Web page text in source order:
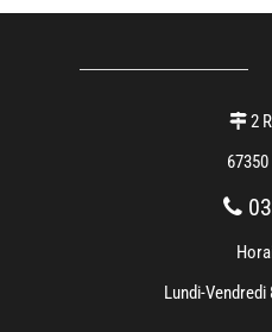
2
67350
Lundi-